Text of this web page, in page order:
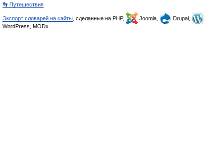
👣 Путешествия
Экспорт словарей на сайты , сделанные на PHP, Joomla,
Drupal,
WordPress, MODx.